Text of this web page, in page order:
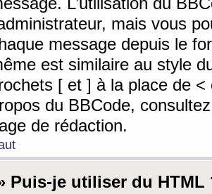
mais vous
message depuis le
est similaire au style
[ et ] à la place de <
du BBCode,
de rédaction.
Puis-je utiliser du HTML